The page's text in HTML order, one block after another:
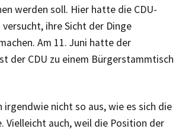
werden soll. Hier hatte die CDU-
ihre Sicht der Dinge
Am 11. Juni hatte der
der CDU zu einem Bürgerstammtisch
irgendwie nicht so aus, wie es sich die
Vielleicht auch, weil die Position der